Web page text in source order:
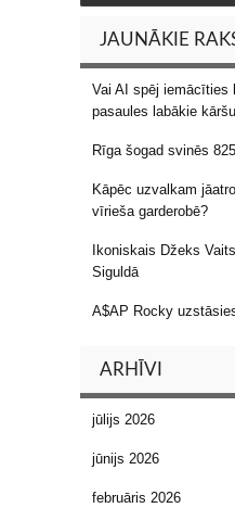
JAUNĀKIE
Vai AI spēj iemācīties
pasaules labākie
Rīga šogad svinēs
Kāpēc uzvalkam
vīrieša garderobē?
Ikoniskais Džeks
Siguldā
A$AP Rocky
ARHĪVI
jūlijs 2026
jūnijs 2026
februāris 2026